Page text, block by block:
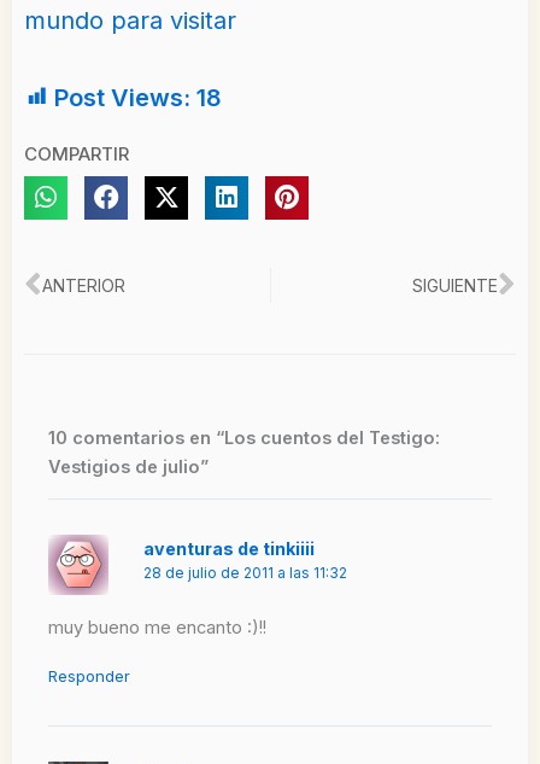
mundo para visitar
Post Views: 18
COMPARTIR
Ant
ANTERIOR SIGUIENTE
10 comentarios en “Los cuentos del Testigo:
Vestigios de julio”
aventuras de tinkiiii
28 de julio de 2011 a las 11:32
muy bueno me encanto :)!!
Responder